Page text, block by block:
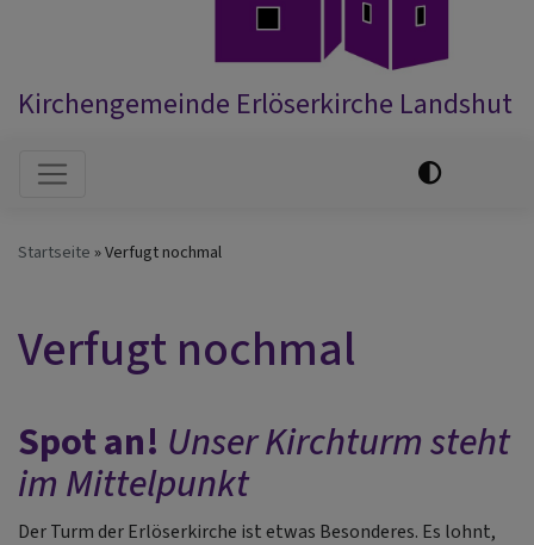
Kirchengemeinde Erlöserkirche Landshut
Hauptnavigation
Startseite Verfugt nochmal
Verfugt nochmal
Spot an! Unser Kirchturm steht
im Mittelpunkt
Der Turm der Erlöserkirche ist etwas Besonderes. Es lohnt,